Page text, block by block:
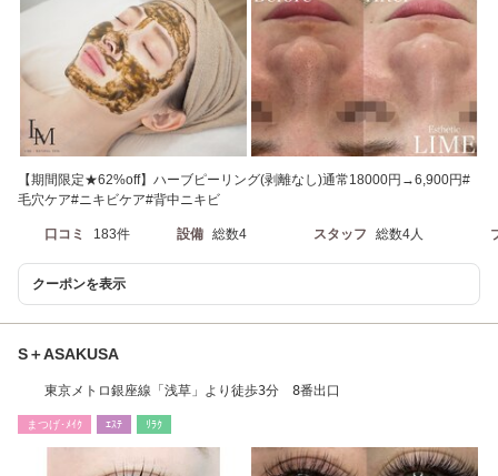
【期間限定★62%off】ハーブピーリング(剥離なし)通常18000円→6,900円#
毛穴ケア#ニキビケア#背中ニキビ
口コミ 183件 設備 総数4 スタッフ 総数4人
クーポンを表示
S＋ASAKUSA
東京メトロ銀座線「浅草」より徒歩3分 8番出口
まつげ･ﾒｲｸ ｴｽﾃ ﾘﾗｸ